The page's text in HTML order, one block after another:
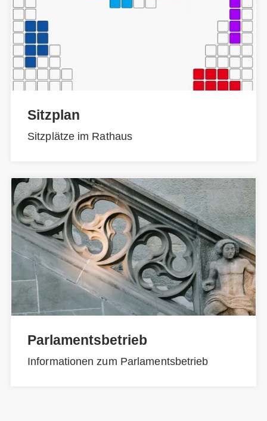
Sitzplan
Sitzplätze im Rathaus
Parlamentsbetrieb
Informationen zum Parlamentsbetrieb